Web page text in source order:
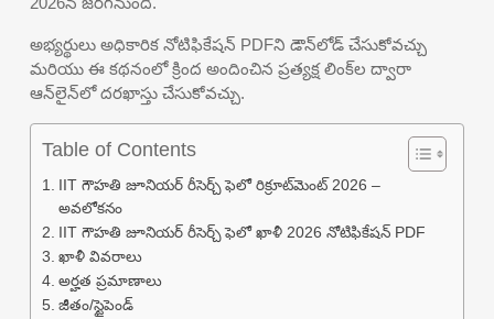
అభ్యర్థులు అధికారిక నోటిఫికేషన్ PDFని డౌన్‌లోడ్ చేసుకోవచ్చు
మరియు ఈ కథనంలో క్రింద అందించిన ప్రత్యక్ష లింక్‌ల ద్వారా
ఆన్‌లైన్‌లో దరఖాస్తు చేసుకోవచ్చు.
Table of Contents
IIT గౌహతి జూనియర్ రీసెర్చ్ ఫెలో రిక్రూట్‌మెంట్ 2026 –
అవలోకనం
IIT గౌహతి జూనియర్ రీసెర్చ్ ఫెలో ఖాళీ 2026 నోటిఫికేషన్ PDF
ఖాళీ వివరాలు
అర్హత ప్రమాణాలు
జీతం/స్టైపెండ్